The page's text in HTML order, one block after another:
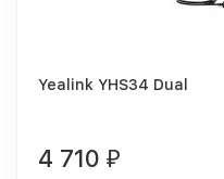
Yealink YHS34 Dual
4 710 ₽